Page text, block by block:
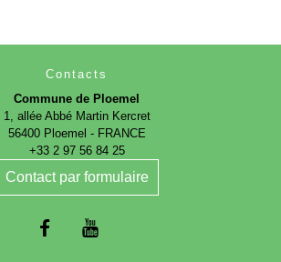
Contacts
Commune de Ploemel
1, allée Abbé Martin Kercret
56400 Ploemel - FRANCE
+33 2 97 56 84 25
Contact par formulaire